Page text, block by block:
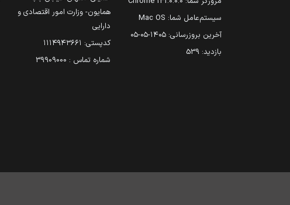
سیستم‌عامل شما: Mac OS
آخرین بروزرسانی: ۱۴۰۵-۰۵-۰۵
بازدید: 539
همایون- وزارت امور اقتصادی و
دارایی
کدپستی: ۱۱۱۴۹۴۳۶۶۱
شماره تماس : 39909000